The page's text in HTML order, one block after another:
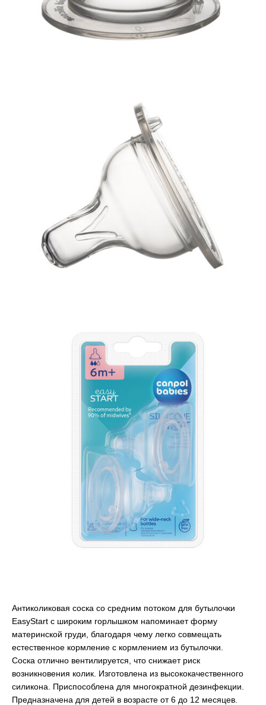
Антиколиковая соска со средним потоком для бутылочки
EasyStart с широким горлышком напоминает форму
материнской груди, благодаря чему легко совмещать
естественное кормление с кормлением из бутылочки.
Соска отлично вентилируется, что снижает риск
возникновения колик. Изготовлена из высококачественного
силикона. Приспособлена для многократной дезинфекции.
Предназначена для детей в возрасте от 6 до 12 месяцев.